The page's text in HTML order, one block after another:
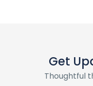
Get
Thoughtful